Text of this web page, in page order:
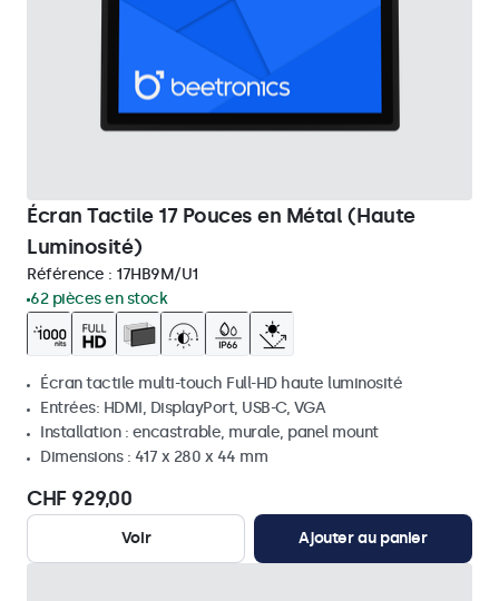
Écran Tactile 17 Pouces en Métal (Haute
Luminosité)
Référence : 17HB9M/U1
62 pièces en stock
Écran tactile multi-touch Full-HD haute luminosité
Entrées: HDMI, DisplayPort, USB-C, VGA
Installation : encastrable, murale, panel mount
Dimensions : 417 x 280 x 44 mm
CHF 929,00
Voir Ajouter au panier